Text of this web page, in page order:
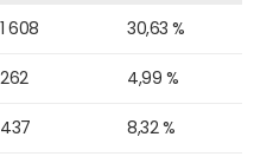
1 608 30,63 %
262 4,99 %
437 8,32 %